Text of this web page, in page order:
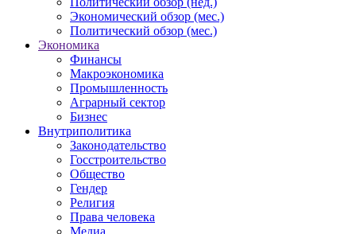
Экономический обзор (мес.)
Политический обзор (мес.)
Экономика
Финансы
Макроэкономика
Промышленность
Аграрный сектор
Бизнес
Внутриполитика
Законодательство
Госстроительство
Общество
Гендер
Религия
Права человека
Медиа